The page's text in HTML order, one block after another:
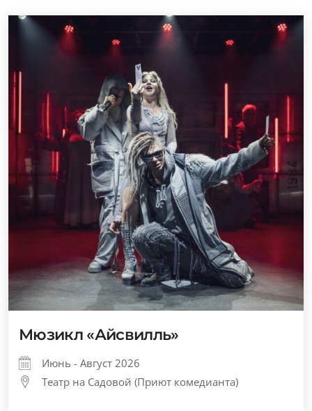
Мюзикл «Айсвилль»
Июнь - Август 2026
Театр на Садовой (Приют комедианта)